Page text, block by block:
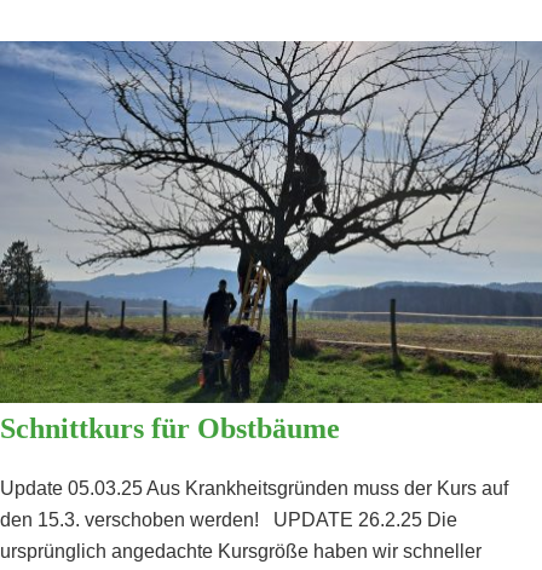
Glieder
munter
Schnittkurs für Obstbäume
Update 05.03.25 Aus Krankheitsgründen muss der Kurs auf
den 15.3. verschoben werden! UPDATE 26.2.25 Die
ursprünglich angedachte Kursgröße haben wir schneller